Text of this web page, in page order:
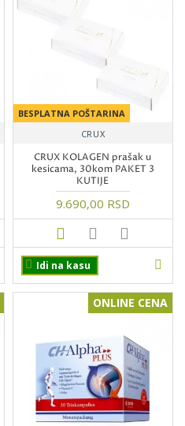
BESPLATNA POŠTARINA
CRUX
CRUX KOLAGEN prašak u
kesicama, 30kom PAKET 3
KUTIJE
9.690,00 RSD
Idi na kasu
ONLINE CENA